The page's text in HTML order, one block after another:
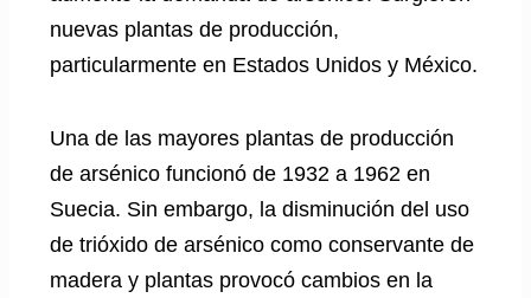
nuevas plantas de producción,
particularmente en Estados Unidos y México.
Una de las mayores plantas de producción
de arsénico funcionó de 1932 a 1962 en
Suecia. Sin embargo, la disminución del uso
de trióxido de arsénico como conservante de
madera y plantas provocó cambios en la